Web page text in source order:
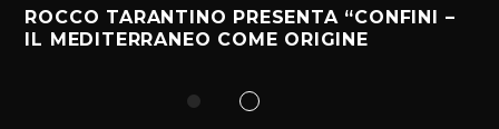
ROCCO TARANTINO PRESENTA “CONFINI –
IL MEDITERRANEO COME ORIGINE